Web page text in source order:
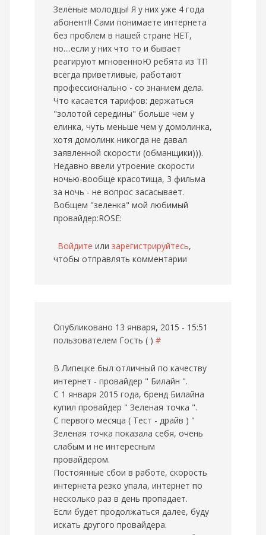
Зелёные молодцы! Я у них уже 4 года
абонент!! Сами понимаете интернета
без проблем в нашей стране НЕТ,
но....если у них что то и бывает
реагируют мгновенноЮ ребята из ТП
всегда приветливые, работают
профессионально - со знанием дела.
Что касается тарифов: держаться
"золотой середины" больше чем у
елинка, чуть меньше чем у домолинка,
хотя домолинк никогда не давал
заявленной скорости (обманщики))).
Недавно ввели утроение скорости
ночью-вообще красотища, 3 фильма
за ночь - не вопрос засасывает.
Вобщем "зеленка" мой любимый
провайдер:ROSE:
Войдите или зарегистрируйтесь,
чтобы отправлять комментарии
Опубликовано 13 января, 2015 - 15:51
пользователем Гость ( ) #
В Липецке был отличный по качеству
интернет - провайдер " Билайн ".
С 1 января 2015 года, бренд Билайна
купил провайдер " Зеленая точка ".
С первого месяца ( Тест - драйв ) "
Зеленая точка показала себя, очень
слабым и не интересным
провайдером.
Постоянные сбои в работе, скорость
интернета резко упала, интернет по
несколько раз в день пропадает.
Если будет продолжаться далее, буду
искать другого провайдера.